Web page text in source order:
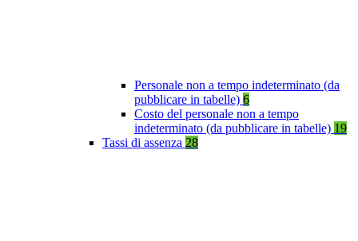
Personale non a tempo indeterminato (da
pubblicare in tabelle) 6
Costo del personale non a tempo
indeterminato (da pubblicare in tabelle) 19
Tassi di assenza 28